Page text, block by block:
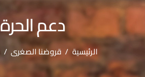
دعم الحرة
الرئيسية / قروضنا الصغرى /